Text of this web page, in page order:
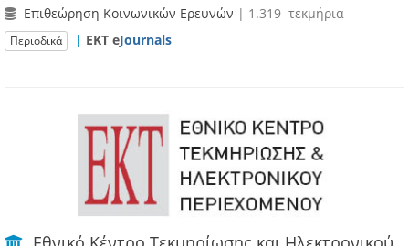
Επιθεώρηση Κοινωνικών Ερευνών | 1.319 τεκμήρια
Περιοδικά | ΕΚΤ eJournals